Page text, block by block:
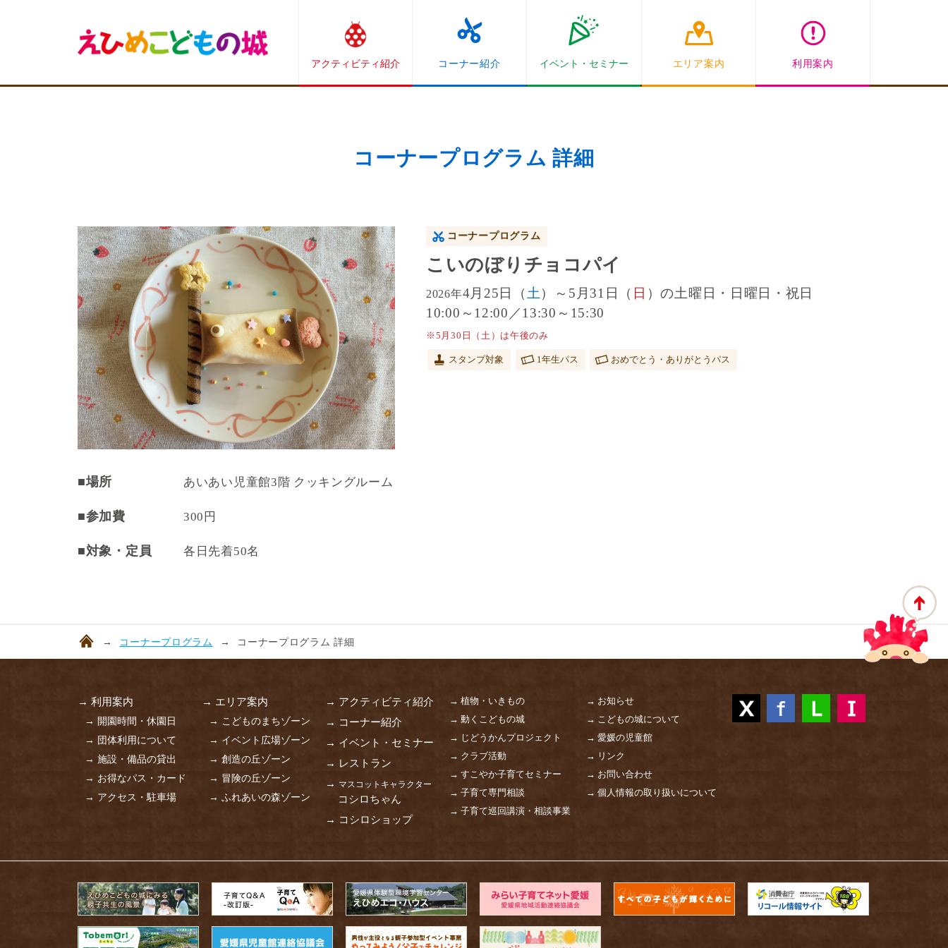
アクティビティ紹介 コーナー紹介 イベント・ セミナー エリア案内 利用案内
コーナープログラム 詳細
コーナープログラム
こいのぼりチョコパイ
2026年4月25日（ 土 ）～5月31日（ 日 ）の土曜日・日曜日・祝日
10:00～12:00／13:30～15:30
※5月30日（土）は午後のみ
スタンプ対象 1年生パス おめでとう・ありがとうパス
■場所 あいあい児童館3階 クッキングルーム
■参加費 300円
■対象・定員 各日先着50名
コーナープログラム コーナープログラム 詳細
→ 利用案内
→ 開園時間・休園日
→ 団体利用について
→ 施設・備品の貸出
→ お得なパス・カード
→ アクセス・駐車場
→ エリア案内
→ こどものまちゾーン
→ イベント広場ゾーン
→ 創造の丘ゾーン
→ 冒険の丘ゾーン
→ ふれあいの森ゾーン
→ アクティビティ紹介
→ コーナー紹介
→ イベント・セミナー
→ レストラン
→ マスコットキャラクター
コシロちゃん
→ コシロショップ
→ 植物・いきもの
→ 動くこどもの城
→ じどうかんプロジェクト
→ クラブ活動
→ すこやか子育てセミナー
→ 子育て専門相談
→ 子育て巡回講演・相談事業
→ お知らせ
→ こどもの城について
→ 愛媛の児童館
→ リンク
→ お問い合わせ
→ 個人情報の取り扱いについて